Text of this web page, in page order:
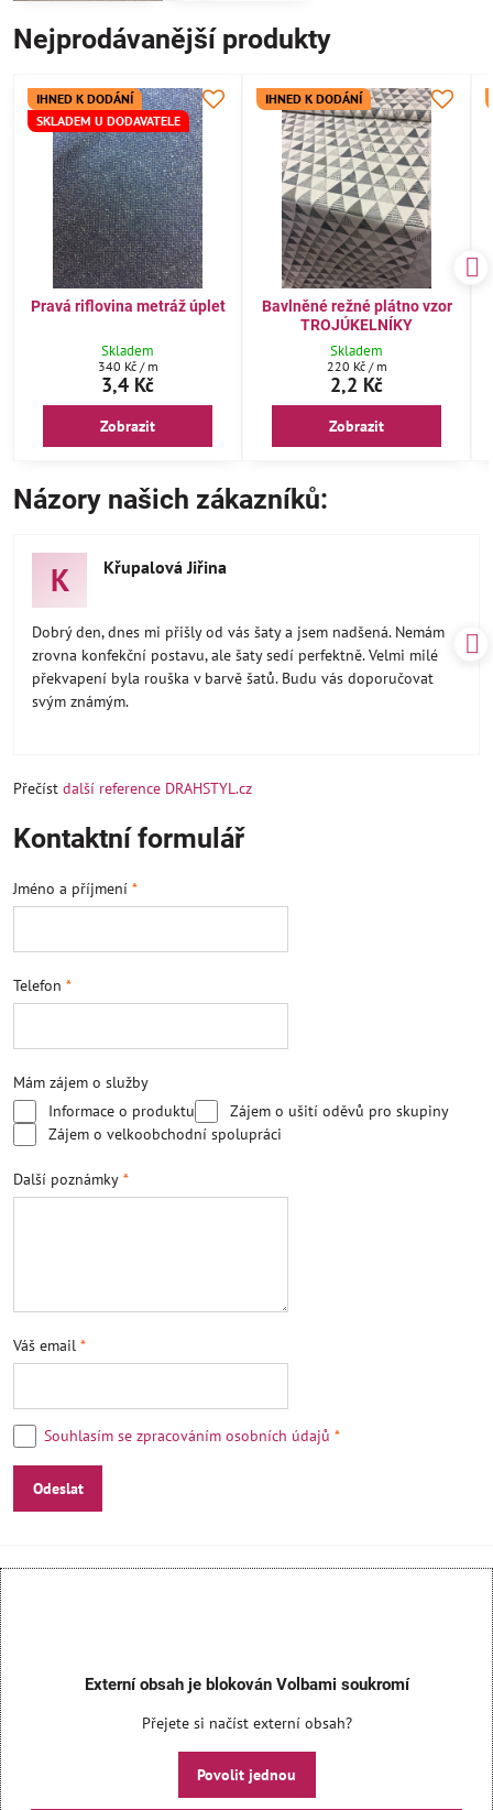
Nejprodávanější produkty
IHNED K DODÁNÍ
SKLADEM U DODAVATELE
Pravá riflovina metráž úplet
Skladem
3,4 Kč
340 Kč / m
Zobrazit
IHNED K DODÁNÍ
Bavlněné režné plátno vzor
TROJÚKELNÍKY
Skladem
2,2 Kč
220 Kč / m
Zobrazit
Názory našich zákazníků:
K Křupalová Jiřina
Dobrý den, dnes mi přišly od vás šaty a jsem nadšená. Nemám
zrovna konfekční postavu, ale šaty sedí perfektně. Velmi milé
překvapení byla rouška v barvě šatů. Budu vás doporučovat
svým známým.
Přečíst další reference DRAHSTYL.cz
Kontaktní formulář
Jméno a příjmení *
Telefon *
Mám zájem o služby
Informace o produktu
Zájem o ušití oděvů pro skupiny
Zájem o velkoobchodní spolupráci
Další poznámky *
Váš email *
Souhlasím se zpracováním osobních údajů *
Odeslat
Externí obsah je blokován Volbami soukromí
Přejete si načíst externí obsah?
Povolit jednou